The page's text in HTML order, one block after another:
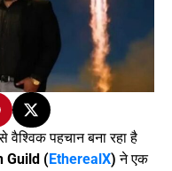
वैश्विक पहचान बना रहा है
Guild (EtherealX) ने एक